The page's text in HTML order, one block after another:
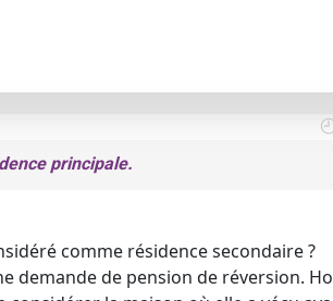
principale.
comme résidence secondaire ?
demande de pension de réversion.